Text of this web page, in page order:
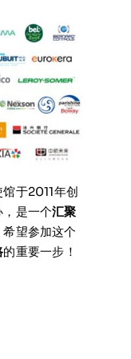
于2011年创
，是一个汇聚
望参加这个
的重要一步！